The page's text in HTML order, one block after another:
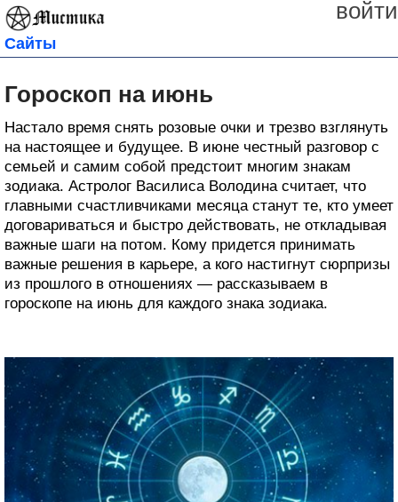
войти
Сайты
Гороскоп на июнь
Настало время снять розовые очки и трезво взглянуть
на настоящее и будущее. В июне честный разговор с
семьей и самим собой предстоит многим знакам
зодиака. Астролог Василиса Володина считает, что
главными счастливчиками месяца станут те, кто умеет
договариваться и быстро действовать, не откладывая
важные шаги на потом. Кому придется принимать
важные решения в карьере, а кого настигнут сюрпризы
из прошлого в отношениях — рассказываем в
гороскопе на июнь для каждого знака зодиака.